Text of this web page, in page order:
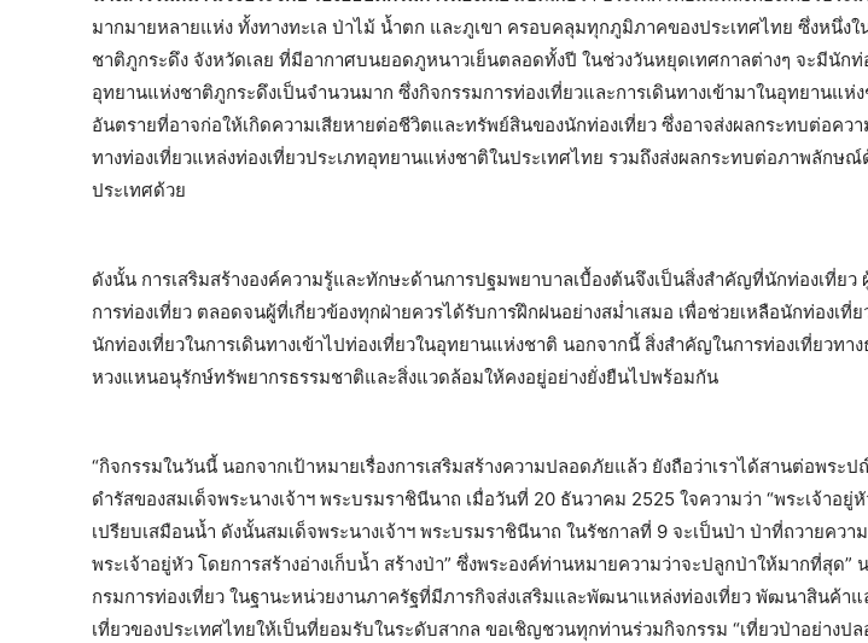
มากมายหลายแห่ง ทั้งทางทะเล ป่าไม้ น้ำตก และภูเขา ครอบคลุมทุกภูมิภาคของประเทศไทย ซึ่งหนึ่ง
ชาติภูกระดึง จังหวัดเลย ที่มีอากาศบนยอดภูหนาวเย็นตลอดทั้งปี ในช่วงวันหยุดเทศกาลต่างๆ จะมีนักท่
อุทยานแห่งชาติภูกระดึงเป็นจำนวนมาก ซึ่งกิจกรรมการท่องเที่ยวและการเดินทางเข้ามาในอุทยานแห่
อันตรายที่อาจก่อให้เกิดความเสียหายต่อชีวิตและทรัพย์สินของนักท่องเที่ยว ซึ่งอาจส่งผลกระทบต่อคว
ทางท่องเที่ยวแหล่งท่องเที่ยวประเภทอุทยานแห่งชาติในประเทศไทย รวมถึงส่งผลกระทบต่อภาพลักษณ์
ประเทศด้วย
ดังนั้น การเสริมสร้างองค์ความรู้และทักษะด้านการปฐมพยาบาลเบื้องต้นจึงเป็นสิ่งสำคัญที่นักท่องเที่ยว
การท่องเที่ยว ตลอดจนผู้ที่เกี่ยวข้องทุกฝ่ายควรได้รับการฝึกฝนอย่างสม่ำเสมอ เพื่อช่วยเหลือนักท่องเที่
นักท่องเที่ยวในการเดินทางเข้าไปท่องเที่ยวในอุทยานแห่งชาติ นอกจากนี้ สิ่งสำคัญในการท่องเที่ยวทา
หวงแหนอนุรักษ์ทรัพยากรธรรมชาติและสิ่งแวดล้อมให้คงอยู่อย่างยั่งยืนไปพร้อมกัน
“กิจกรรมในวันนี้ นอกจากเป้าหมายเรื่องการเสริมสร้างความปลอดภัยแล้ว ยังถือว่าเราได้สานต่อพระ
ดำรัสของสมเด็จพระนางเจ้าฯ พระบรมราชินีนาถ เมื่อวันที่ 20 ธันวาคม 2525 ใจความว่า “พระเจ้าอยู่
เปรียบเสมือนน้ำ ดังนั้นสมเด็จพระนางเจ้าฯ พระบรมราชินีนาถ ในรัชกาลที่ 9 จะเป็นป่า ป่าที่ถวายควา
พระเจ้าอยู่หัว โดยการสร้างอ่างเก็บน้ำ สร้างป่า” ซึ่งพระองค์ท่านหมายความว่าจะปลูกป่าให้มากที่สุด”
กรมการท่องเที่ยว ในฐานะหน่วยงานภาครัฐที่มีภารกิจส่งเสริมและพัฒนาแหล่งท่องเที่ยว พัฒนาสินค้าแ
เที่ยวของประเทศไทยให้เป็นที่ยอมรับในระดับสากล ขอเชิญชวนทุกท่านร่วมกิจกรรม “เที่ยวป่าอย่างป